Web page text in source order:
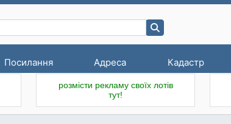
Посилання Адреса Кадастр
розмісти рекламу своїх лотів
тут!